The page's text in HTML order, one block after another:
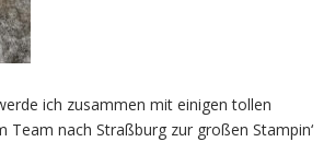
ich zusammen mit einigen tollen
Team nach Straßburg zur großen Stampin‘